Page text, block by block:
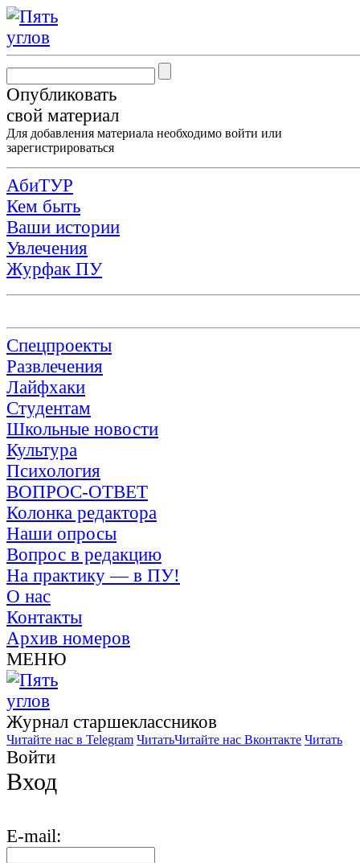
Опубликовать
свой материал
Для добавления материала необходимо войти или
зарегистрироваться
АбиТУР
Кем быть
Ваши истории
Увлечения
Журфак ПУ
Спецпроекты
Развлечения
Лайфхаки
Студентам
Школьные новости
Культура
Психология
ВОПРОС-ОТВЕТ
Колонка редактора
Наши опросы
Вопрос в редакцию
На практику — в ПУ!
О нас
Контакты
Архив номеров
МЕНЮ
Журнал старшекласcников
Читайте нас в Telegram ЧитатьЧитайте нас Вконтакте Читать
Войти
Вход
E-mail: